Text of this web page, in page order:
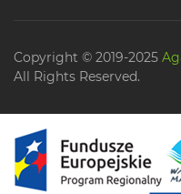
Copyright © 2019-2025
All Rights Reserved.